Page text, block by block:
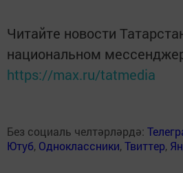
Читайте новости
национальном
https://max.ru/tatmedia
Без социаль челтәрләрдә:
Ютуб, Одноклассники,Твиттер,